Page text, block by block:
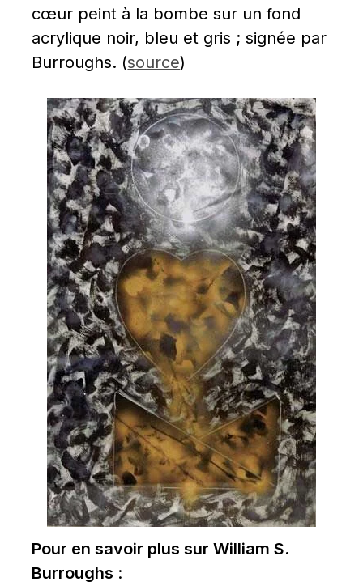
cœur peint à la bombe sur un fond
acrylique noir, bleu et gris ; signée par
Burroughs. (source)
Pour en savoir plus sur William S.
Burroughs :